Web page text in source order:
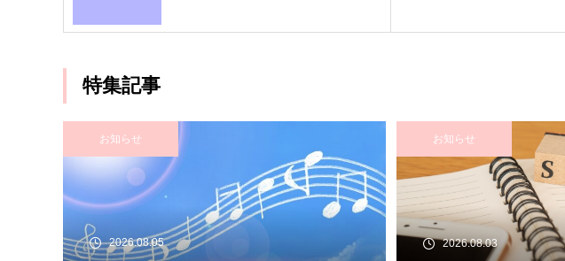
特集記事
お知らせ
2026.08.05
お知らせ
2026.08.03